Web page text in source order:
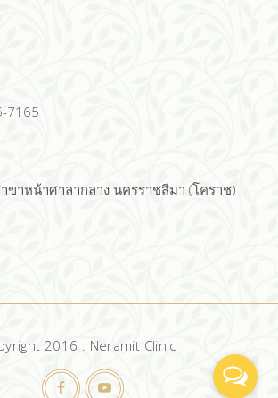
7165
ขาหน้าศาลากลาง นครราชสีมา (โคราช)
2016 : Neramit Clinic